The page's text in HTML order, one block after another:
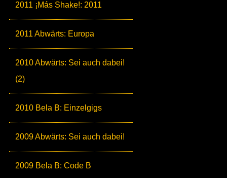
2011 ¡Más Shake!: 2011
2011 Abwärts: Europa
2010 Abwärts: Sei auch dabei!
(2)
2010 Bela B: Einzelgigs
2009 Abwärts: Sei auch dabei!
2009 Bela B: Code B